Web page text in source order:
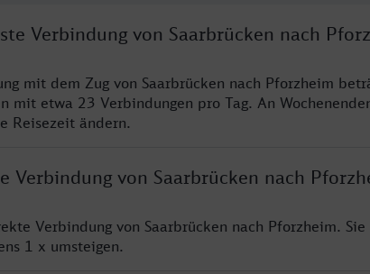
Verbindung von Saarbrücken nach
mit dem Zug von Saarbrücken nach Pforzheim
mit etwa 23 Verbindungen pro Tag. An
Reisezeit ändern.
Verbindung von Saarbrücken nach
Verbindung von Saarbrücken nach Pforzheim. Sie
1 x umsteigen.